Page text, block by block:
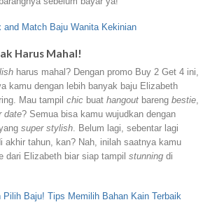
and Match Baju Wanita Kekinian
Harus Mahal!
harus mahal? Dengan promo Buy 2 Get 4 ini,
kamu dengan lebih banyak baju Elizabeth
Mau tampil chic buat hangout bareng bestie,
date? Semua bisa kamu wujudkan dengan
super stylish. Belum lagi, sebentar lagi
akhir tahun, kan? Nah, inilah saatnya kamu
dari Elizabeth biar siap tampil stunning di
Pilih Baju! Tips Memilih Bahan Kain Terbaik